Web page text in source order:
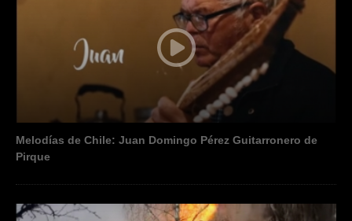
Melodías de Chile: Juan Domingo Pérez Guitarronero de
Pirque